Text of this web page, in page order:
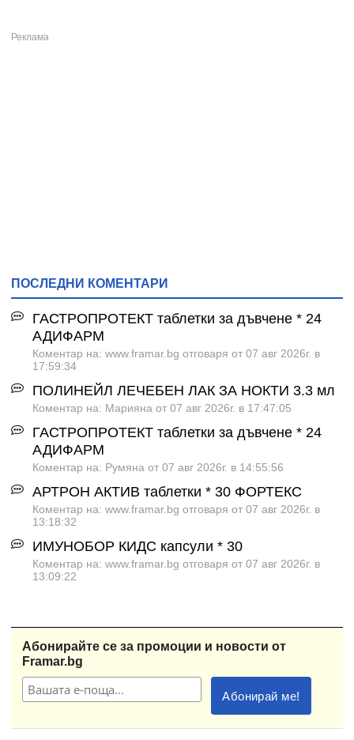
ПОСЛЕДНИ КОМЕНТАРИ
ГАСТРОПРОТЕКТ таблетки за дъвчене * 24
АДИФАРМ
Коментар на: www.framar.bg отговаря от 07 авг 2026г. в
17:59:34
ПОЛИНЕЙЛ ЛЕЧЕБЕН ЛАК ЗА НОКТИ 3.3 мл
Коментар на: Марияна от 07 авг 2026г. в 17:47:05
ГАСТРОПРОТЕКТ таблетки за дъвчене * 24
АДИФАРМ
Коментар на: Румяна от 07 авг 2026г. в 14:55:56
АРТРОН АКТИВ таблетки * 30 ФОРТЕКС
Коментар на: www.framar.bg отговаря от 07 авг 2026г. в
13:18:32
ИМУНОБОР КИДС капсули * 30
Коментар на: www.framar.bg отговаря от 07 авг 2026г. в
13:09:22
Абонирайте се за промоции и новости от
Framar.bg